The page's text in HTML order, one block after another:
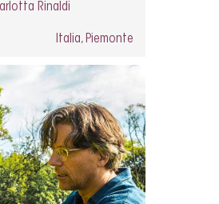
Rinaldi
Italia, Piemonte